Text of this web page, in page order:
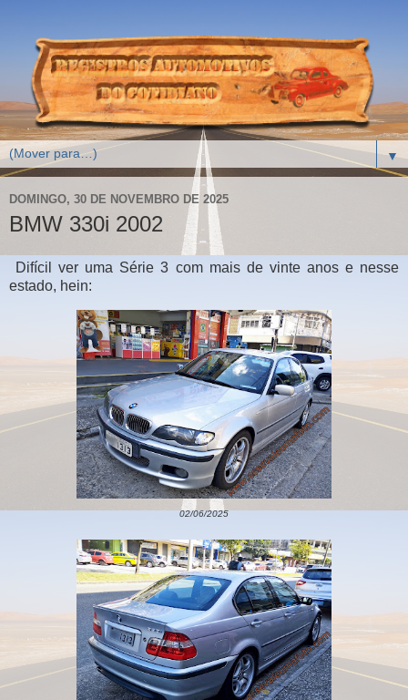
▼
DOMINGO, 30 DE NOVEMBRO DE 2025
BMW 330i 2002
Difícil ver uma Série 3 com mais de vinte anos e nesse
estado, hein:
02/06/2025